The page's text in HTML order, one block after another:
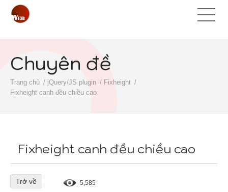
Chuyên đề
Trang chủ jQuery/JS plugin
Fixheight
Fixheight canh đều chiều cao
Fixheight canh đều chiều cao
Trở về 5,585